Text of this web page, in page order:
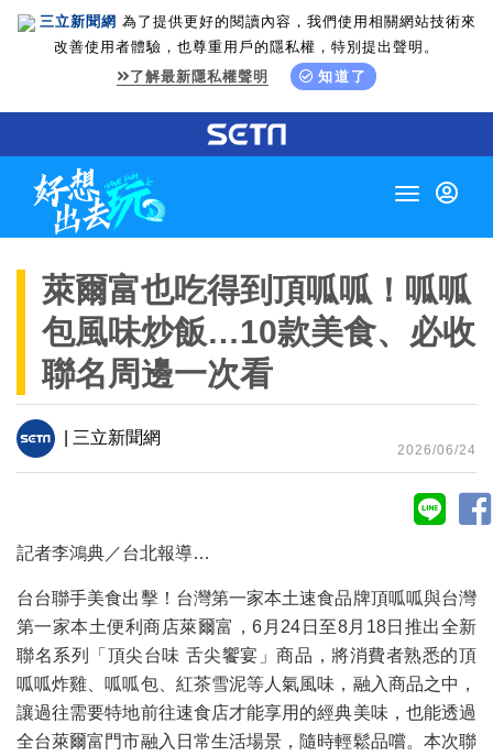
三立新聞網 為了提供更好的閱讀內容，我們使用相關網站技術來
改善使用者體驗，也尊重用戶的隱私權，特別提出聲明。
了解最新隱私權聲明
知道了
Toggle
萊爾富也吃得到頂呱呱！呱呱
包風味炒飯…10款美食、必收
聯名周邊一次看
| 三立新聞網
2026/06/24
記者李鴻典／台北報導…
台台聯手美食出擊！台灣第一家本土速食品牌頂呱呱與台灣
第一家本土便利商店萊爾富，6月24日至8月18日推出全新
聯名系列「頂尖台味 舌尖饗宴」商品，將消費者熟悉的頂
呱呱炸雞、呱呱包、紅茶雪泥等人氣風味，融入商品之中，
讓過往需要特地前往速食店才能享用的經典美味，也能透過
全台萊爾富門市融入日常生活場景，隨時輕鬆品嚐。本次聯